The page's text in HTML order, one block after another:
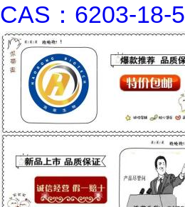
CAS：6203-18-5